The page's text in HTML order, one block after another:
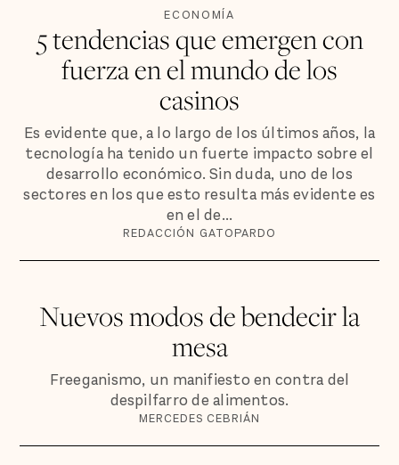
ECONOMÍA
5 tendencias que emergen con
fuerza en el mundo de los
casinos
Es evidente que, a lo largo de los últimos años, la
tecnología ha tenido un fuerte impacto sobre el
desarrollo económico. Sin duda, uno de los
sectores en los que esto resulta más evidente es
en el de...
REDACCIÓN GATOPARDO
Nuevos modos de bendecir la
mesa
Freeganismo, un manifiesto en contra del
despilfarro de alimentos.
MERCEDES CEBRIÁN